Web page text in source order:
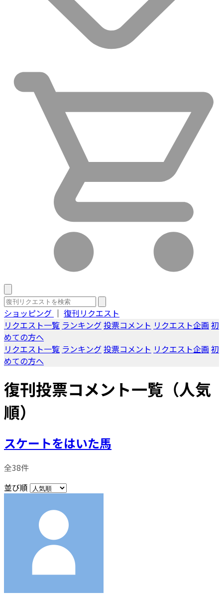
ショッピング ｜ 復刊リクエスト
リクエスト一覧 ランキング投票コメント リクエスト企画 初
めての方へ
リクエスト一覧 ランキング投票コメント リクエスト企画 初
めての方へ
復刊投票コメント一覧（人気
順）
スケートをはいた馬
全38件
並び順